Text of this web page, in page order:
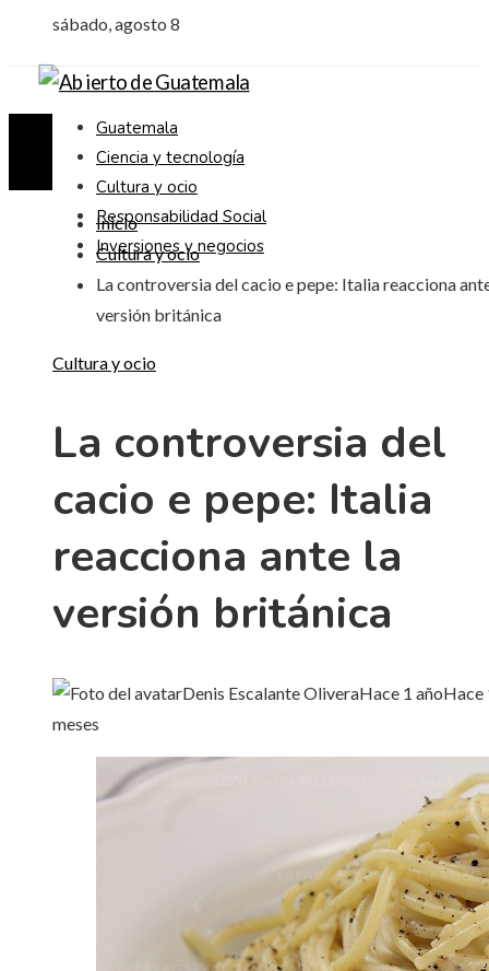
sábado, agosto 8
Guatemala
Ciencia y tecnología
Cultura y ocio
Responsabilidad Social
Inversiones y negocios
Inicio
Cultura y ocio
La controversia del cacio e pepe: Italia reacciona
versión británica
Cultura y ocio
La controversia del
cacio e pepe: Italia
reacciona ante la
versión británica
Denis Escalante OliveraHace 1 añoHace
meses